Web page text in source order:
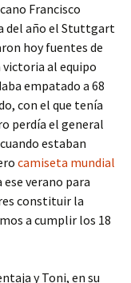
Francisco
del año el Stuttgart
hoy fuentes de
victoria al equipo
empatado a 68
con el que tenía
perdía el general
estaban
camiseta mundial
verano para
constituir la
a cumplir los 18
y Toni, en su